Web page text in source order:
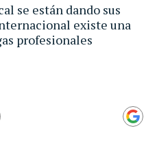
se están dando sus
existe una
profesionales